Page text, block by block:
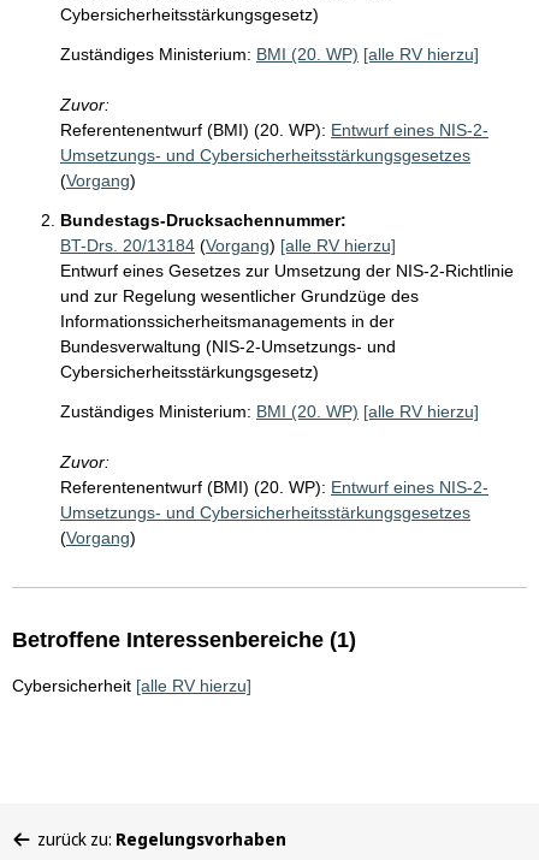
Cybersicherheitsstärkungsgesetz)
Zuständiges Ministerium: BMI (20. WP) [alle RV hierzu]
Zuvor:
Referentenentwurf (BMI) (20. WP): Entwurf eines NIS-2-
Umsetzungs- und Cybersicherheitsstärkungsgesetzes
(Vorgang)
Bundestags-Drucksachennummer:
BT-Drs. 20/13184 (Vorgang) [alle RV hierzu]
Entwurf eines Gesetzes zur Umsetzung der NIS-2-Richtlinie
und zur Regelung wesentlicher Grundzüge des
Informationssicherheitsmanagements in der
Bundesverwaltung (NIS-2-Umsetzungs- und
Cybersicherheitsstärkungsgesetz)
Zuständiges Ministerium: BMI (20. WP) [alle RV hierzu]
Zuvor:
Referentenentwurf (BMI) (20. WP): Entwurf eines NIS-2-
Umsetzungs- und Cybersicherheitsstärkungsgesetzes
(Vorgang)
Betroffene Interessenbereiche (1)
Cybersicherheit [alle RV hierzu]
befinden
zurück zu: Regelungsvorhaben